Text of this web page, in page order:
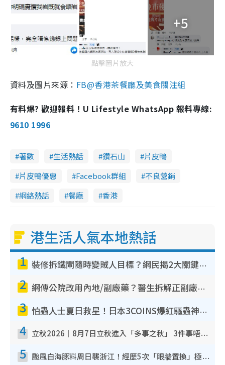
+5
點擊圖片放大
資料及圖片來源： FB@香港茶餐廳及美食關注組
有料爆? 歡迎報料！U Lifestyle WhatsApp 報料專線:
9610 1996
著數 生活熱話 鑽石山
片皮鴨
片皮鴨優惠
Facebook群組
不良營銷
網絡熱話
餐廳 香港
港生活人氣本地熱話
1 裝修拆鐵閘隨時變賊人目標？網民揭2大關鍵用途：裝新式等於白裝？附新舊鐵閘分別
2 網傳公院改用內地/副廠藥？醫生拆解正副廠分別 揭4類人換藥隨時出事
3 怕蟲人士夏日救星！日本3COINS爆紅驅蟲神器$45起 1招「全程免觸碰」輕鬆搞定小強
4 立秋2026｜8月7日立秋進入「多事之秋」 3件事唔做得！專家教6招開運 清枱頭／銀包納氣接好運
5 颱風白海豚料周日襲浙江！經歷5次「眼牆置換」極罕見 成登陸內地最長途颱風